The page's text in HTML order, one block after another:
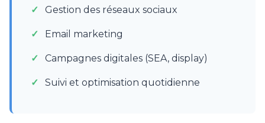
Gestion des réseaux sociaux
Email marketing
Campagnes digitales (SEA, display)
Suivi et optimisation quotidienne